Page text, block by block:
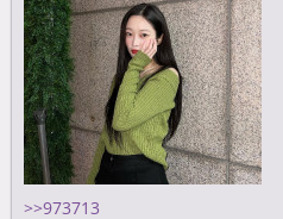
>>973713